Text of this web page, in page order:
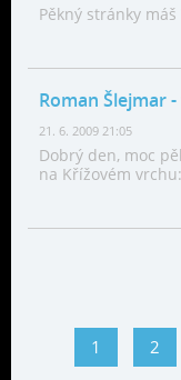
Pěkný stránky
Roman Šlejmar
21. 6. 2009 21:05
Dobrý den, moc
na Křížovém
1 2